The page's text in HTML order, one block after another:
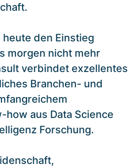
den Einstieg
morgen nicht mehr
verbindet exzellentes
Branchen- und
how aus Data Science
Forschung.